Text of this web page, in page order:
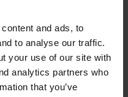
and ads, to
to analyse our traffic.
your use of our site with
analytics partners who
that you’ve
przełączania się
aktualizacji.